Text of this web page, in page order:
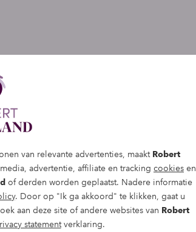
van relevante advertenties, maakt Robert
advertentie, affiliate en tracking cookies en
of derden worden geplaatst. Nadere informatie
. Door op "Ik ga akkoord" te klikken, gaat u
aan deze site of andere websites van Robert
statementverklaring.